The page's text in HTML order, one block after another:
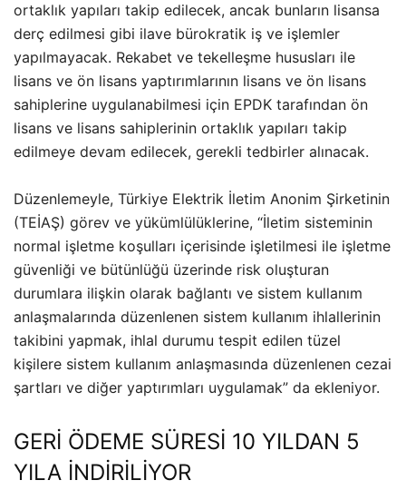
ortaklık yapıları takip edilecek, ancak bunların lisansa
derç edilmesi gibi ilave bürokratik iş ve işlemler
yapılmayacak. Rekabet ve tekelleşme hususları ile
lisans ve ön lisans yaptırımlarının lisans ve ön lisans
sahiplerine uygulanabilmesi için EPDK tarafından ön
lisans ve lisans sahiplerinin ortaklık yapıları takip
edilmeye devam edilecek, gerekli tedbirler alınacak.
Düzenlemeyle, Türkiye Elektrik İletim Anonim Şirketinin
(TEİAŞ) görev ve yükümlülüklerine, “İletim sisteminin
normal işletme koşulları içerisinde işletilmesi ile işletme
güvenliği ve bütünlüğü üzerinde risk oluşturan
durumlara ilişkin olarak bağlantı ve sistem kullanım
anlaşmalarında düzenlenen sistem kullanım ihlallerinin
takibini yapmak, ihlal durumu tespit edilen tüzel
kişilere sistem kullanım anlaşmasında düzenlenen cezai
şartları ve diğer yaptırımları uygulamak” da ekleniyor.
GERİ ÖDEME SÜRESİ 10 YILDAN 5
YILA İNDİRİLİYOR